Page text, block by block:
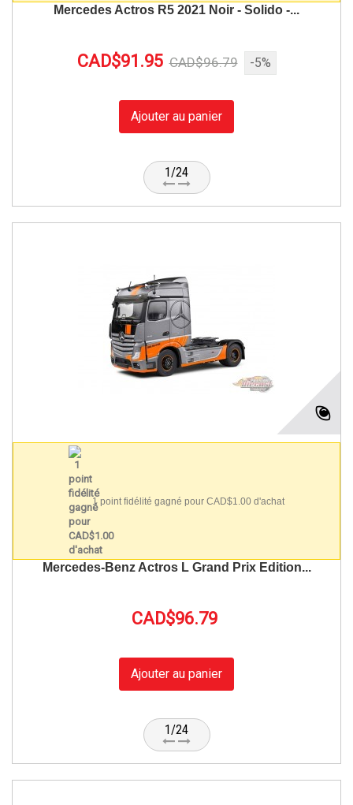
Mercedes Actros R5 2021 Noir - Solido -...
CAD$91.95 CAD$96.79 -5%
Ajouter au panier
1/24
1 point fidélité gagné pour CAD$1.00 d'achat
Mercedes-Benz Actros L Grand Prix Edition...
CAD$96.79
Ajouter au panier
1/24